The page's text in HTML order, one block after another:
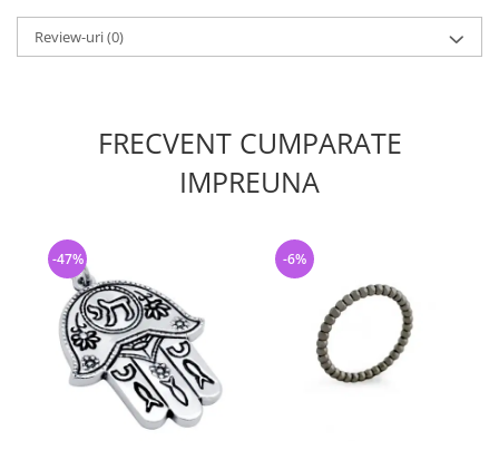
Review-uri(0)
FRECVENT CUMPARATE
IMPREUNA
-47% -6%